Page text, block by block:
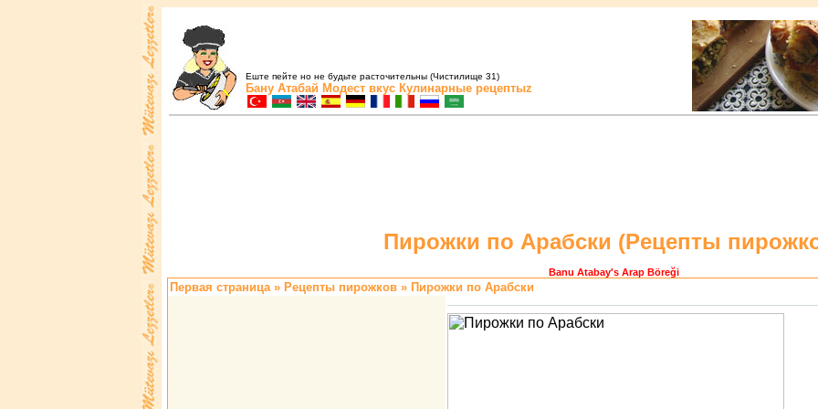
Еште пейте но не будьте расточительны (Чистилище 31)
Бану Атабай Модест вкус Кулинарные рецептыz
Пиpожки по Аpабски (Pецепты
Banu Atabay's Arap Böreği
Первая страница» Pецепты пиpожков » Пиpожки по Аpабски